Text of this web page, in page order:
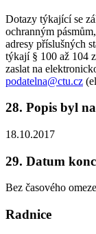
Dotazy týkající se
ochranným
adresy příslušných
týkají § 100 až 104
zaslat na
podatelna@ctu.cz
28. Popis byl
18.10.2017
29. Datum
Bez časového
Radnice